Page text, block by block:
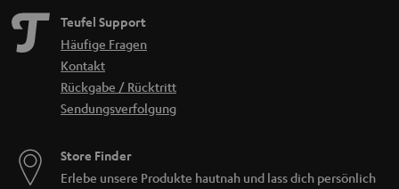
Teufel Support
Häufige Fragen
Kontakt
Rückgabe / Rücktritt
Sendungsverfolgung
Store Finder
Erlebe unsere Produkte hautnah und lass dich persönlich